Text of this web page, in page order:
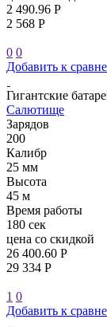
2 490.96 Р
2 568 Р
0 0
Добавить к
Гигантские
Салютище
Зарядов
200
Калибр
25 мм
Высота
45 м
Время работы
180 сек
цена со скидкой
26 400.60 Р
29 334 Р
1 0
Добавить к